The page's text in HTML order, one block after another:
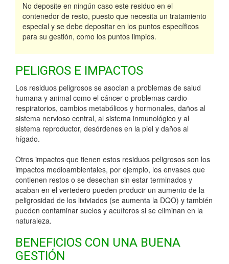
No deposite en ningún caso este residuo en el
contenedor de resto, puesto que necesita un tratamiento
especial y se debe depositar en los puntos específicos
para su gestión, como los puntos limpios.
PELIGROS E IMPACTOS
Los residuos peligrosos se asocian a problemas de salud
humana y animal como el cáncer o problemas cardio-
respiratorios, cambios metabólicos y hormonales, daños al
sistema nervioso central, al sistema inmunológico y al
sistema reproductor, desórdenes en la piel y daños al
hígado.
Otros impactos que tienen estos residuos peligrosos son los
impactos medioambientales, por ejemplo, los envases que
contienen restos o se desechan sin estar terminados y
acaban en el vertedero pueden producir un aumento de la
peligrosidad de los lixiviados (se aumenta la DQO) y también
pueden contaminar suelos y acuíferos si se eliminan en la
naturaleza.
BENEFICIOS CON UNA BUENA
GESTIÓN